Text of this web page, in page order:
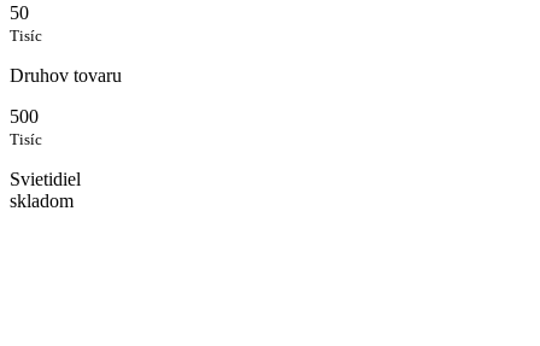
50
Tisíc
Druhov tovaru
500
Tisíc
Svietidiel
skladom